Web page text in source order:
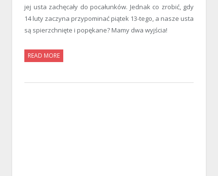
jej usta zachęcały do pocałunków. Jednak co zrobić, gdy
14 luty zaczyna przypominać piątek 13-tego, a nasze usta
są spierzchnięte i popękane? Mamy dwa wyjścia!
READ MORE